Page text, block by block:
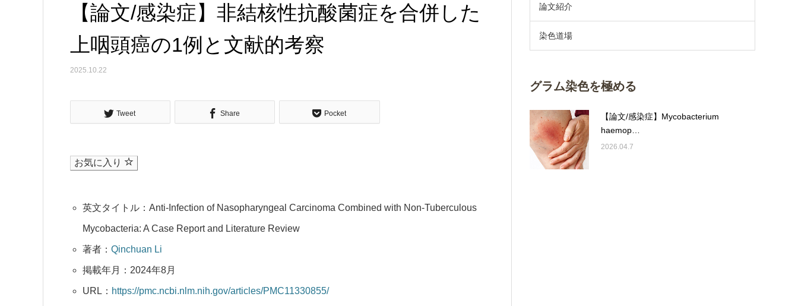
【論文/感染症】非結核性抗酸菌症を合併した
上咽頭癌の1例と文献的考察
2025.10.22
Tweet Share Pocket
お気に入り
英文タイトル：Anti-Infection of Nasopharyngeal Carcinoma Combined with Non-Tuberculous
Mycobacteria: A Case Report and Literature Review
著者： Qinchuan Li
掲載年月：2024年8月
URL： https://pmc.ncbi.nlm.nih.gov/articles/PMC11330855/
論文紹介
染色道場
グラム染色を極める
【論文/感染症】Mycobacterium
haemop…
2026.04.7